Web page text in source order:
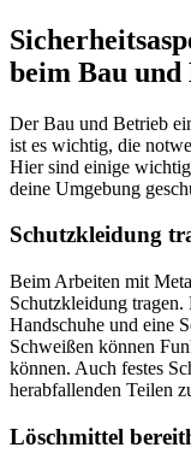
beim Bau
Der Bau und Betrieb
ist es wichtig, die
Hier sind einige
deine Umgebung
Schutzkleidung
Beim Arbeiten mit
Schutzkleidung
Handschuhe und eine
Schweißen können
können. Auch festes
herabfallenden Teilen
Löschmittel